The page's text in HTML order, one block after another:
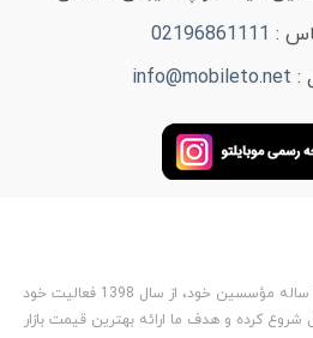
:
02196861111
:
info@mobileto.net
موبایلتو با بهره گیری از تجربه 10 ساله مؤسسین خود، از سال 1398 فعالیت خود
کرده و هدف ما ارائه بهترین قیمت بازار